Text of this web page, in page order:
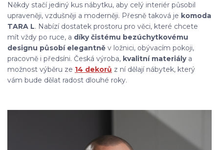
Někdy stačí jediný kus nábytku, aby celý interiér působil
upraveněji, vzdušněji a moderněji. Přesně taková je komoda
TARA L. Nabízí dostatek prostoru pro věci, které chcete
mít vždy po ruce, a díky čistému bezúchytkovému
designu působí elegantně v ložnici, obývacím pokoji,
pracovně i předsíni. Česká výroba, kvalitní materiálya
možnost výběru ze 14 dekorů z ní dělají nábytek, který
vám bude dělat radost dlouhé roky.